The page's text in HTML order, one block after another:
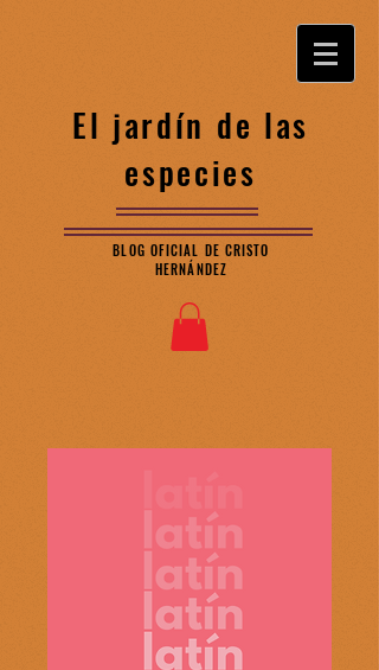
El jardín de las
especies
BLOG OFICIAL DE CRISTO
HERNÁNDEZ